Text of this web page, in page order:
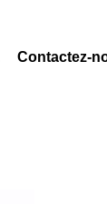
Contactez-